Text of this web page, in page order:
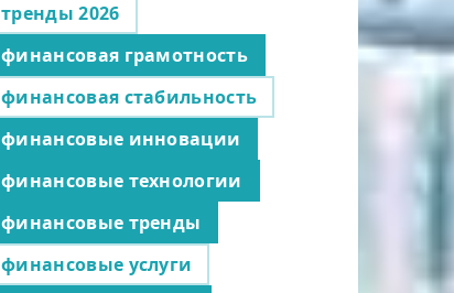
тренды 2026
финансовая грамотность
финансовая стабильность
финансовые инновации
финансовые технологии
финансовые тренды
финансовые услуги